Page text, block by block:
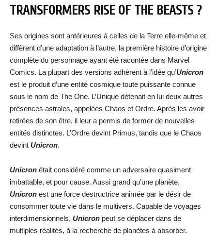
TRANSFORMERS RISE OF THE BEASTS ?
Ses origines sont antérieures à celles de la Terre elle-même et
diffèrent d’une adaptation à l’autre, la première histoire d’origine
complète du personnage ayant été racontée dans Marvel
Comics. La plupart des versions adhèrent à l’idée qu’Unicron
est le produit d’une entité cosmique toute puissante connue
sous le nom de The One. L’Unique détenait en lui deux autres
présences astrales, appelées Chaos et Ordre. Après les avoir
retirées de son être, il leur a permis de former de nouvelles
entités distinctes. L’Ordre devint Primus, tandis que le Chaos
devint Unicron.
Unicron était considéré comme un adversaire quasiment
imbattable, et pour cause. Aussi grand qu’une planète,
Unicron est une force destructrice animée par le désir de
consommer toute vie dans le multivers. Capable de voyages
interdimensionnels, Unicron peut se déplacer dans de
multiples réalités, à la recherche de planètes à absorber.